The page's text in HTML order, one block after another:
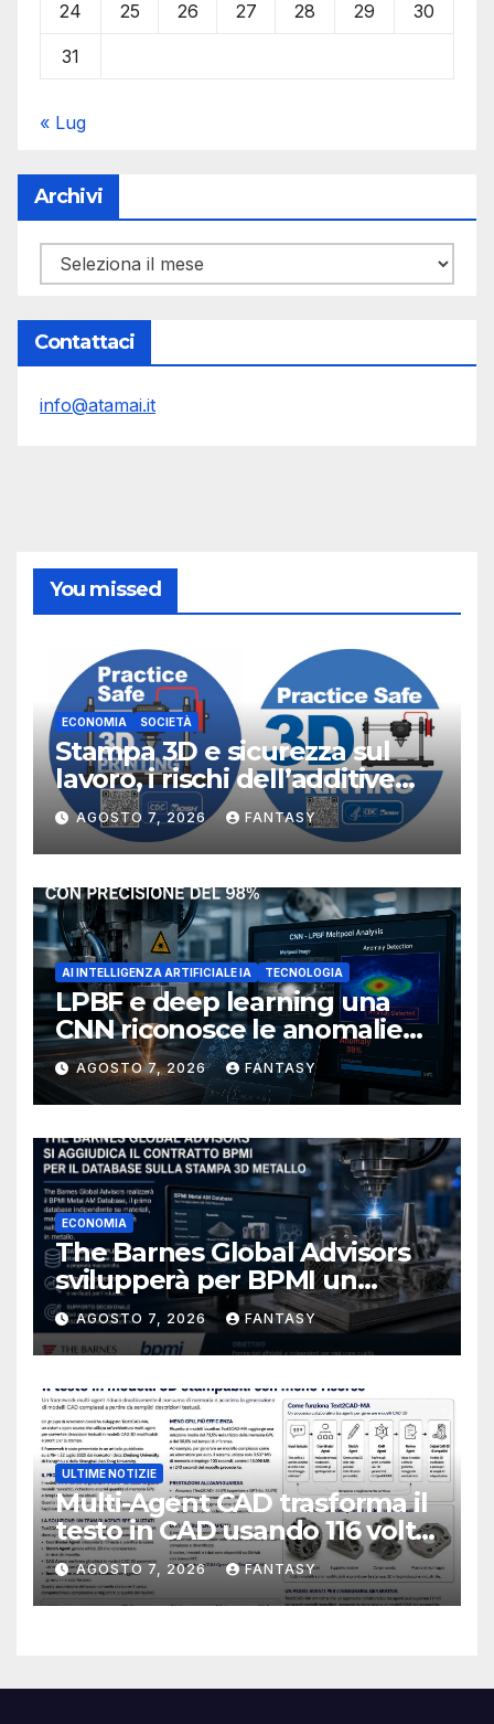
24 25 26 27 28 29 30
31
« Lug
Archivi
Archivi
Contattaci
info@atamai.it
You missed
ECONOMIA SOCIETÀ
Stampa 3D e sicurezza sul
lavoro, i rischi dell’additive
manufacturing secondo
NIOSH
AGOSTO 7, 2026 FANTASY
AI INTELLIGENZA ARTIFICIALE IA TECNOLOGIA
LPBF e deep learning una
CNN riconosce le anomalie
del bagno di fusione
AGOSTO 7, 2026 FANTASY
ECONOMIA
The Barnes Global Advisors
svilupperà per BPMI un
database per la stampa 3D
metallica destinata alla filiera
navale statunitense
AGOSTO 7, 2026 FANTASY
ULTIME NOTIZIE
Multi-Agent CAD trasforma il
testo in CAD usando 116 volte
meno token
AGOSTO 7, 2026 FANTASY